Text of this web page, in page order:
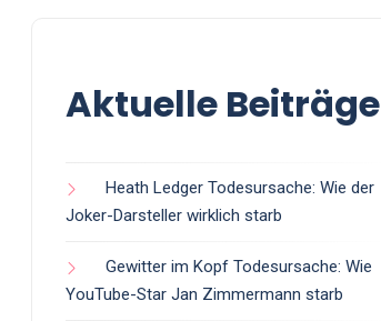
Aktuelle Beiträge
Heath Ledger Todesursache: Wie der
Joker-Darsteller wirklich starb
Gewitter im Kopf Todesursache: Wie
YouTube-Star Jan Zimmermann starb